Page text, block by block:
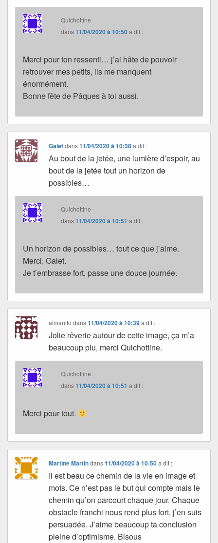
Quichottine
dans11/04/2020 à 10:50a dit :
Merci pour ton ressenti… j’ai hâte de pouvoir
retrouver mes petits, ils me manquent
énormément.
Bonne fête de Pâques à toi aussi.
Galetdans11/04/2020 à 10:38 a dit :
Au bout de la jetée, une lumière d’espoir, au
bout de la jetée tout un horizon de
possibles…
Quichottine
dans11/04/2020 à 10:51 a dit :
Un horizon de possibles… tout ce que j’aime.
Merci, Galet.
Je t’embrasse fort, passe une douce journée.
almanito dans11/04/2020 à 10:39 a dit :
Jolie rêverie autour de cette image, ça m’a
beaucoup plu, merci Quichottine.
Quichottine
dans11/04/2020 à 10:51 a dit :
Merci pour tout.
Martine Martindans11/04/2020 à 10:50 a dit :
Il est beau ce chemin de la vie en image et
mots. Ce n’est pas le but qui compte mais le
chemin qu’on parcourt chaque jour. Chaque
obstacle franchi nous rend plus fort, j’en suis
persuadée. J’aime beaucoup ta conclusion
pleine d’optimisme. Bisous